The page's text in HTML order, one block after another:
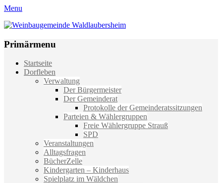
Menu
Weinbaugemeinde Waldlaubersheim
Primärmenu
Weiter
zum
Startseite
Dorfleben
Verwaltung
Der Bürgermeister
Der Gemeinderat
Protokolle der Gemeinderatssitzungen
Parteien & Wählergruppen
Freie Wählergruppe Strauß
SPD
Veranstaltungen
Alltagsfragen
BücherZelle
Kindergarten – Kinderhaus
Spielplatz im Wäldchen